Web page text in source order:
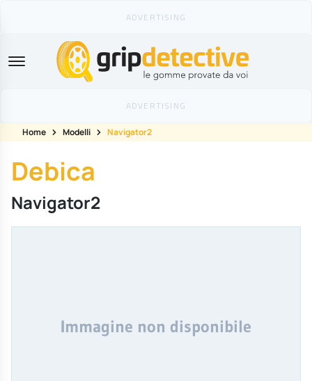
GripDetective
Home Modelli Navigator2
Debica
Navigator2
Immagine non disponibile